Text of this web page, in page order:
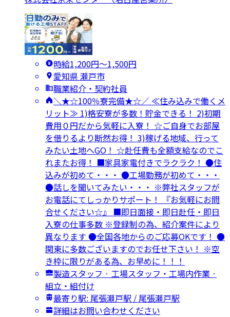
時給1,200円〜1,500円
愛知県 瀬戸市
職業紹介・契約社員
＼★☆100％寮完備★☆／ ≪住み込みで働くメ
リット≫ 1)格安寮が多数！貯金できる！ 2)初期
費用０円だから気軽に入寮！ ☆ご自身でお部屋
を借りるより断然お得！ 3)稼げる地域、行って
みたい土地へGO！ ☆赴任費も全額支給なのでこ
れまたお得！ ■家具家電付きでラクラク！ ●住
込みが初めて・・・ ●工場勤務が初めて・・・
●話しを聞いてみたい・・・ ※弊社スタッフが
お電話にてしっかりサポート！ 『お気軽にお問
合せください☆』 ■即日面接・即日赴任・即日
入寮の仕事多数 ※登録制の為、紹介案件により
異なります ●全国各地からのご応募OKです！ ●
関東に多数ございますのでお任せ下さい！ ※空
き枠に限りがある為、お早めに！！！
製造スタッフ · 工場スタッフ・工場内作業 ·
組立・組付け
最寄り駅: 尾張瀬戸駅 / 尾張瀬戸駅
詳細はお問い合わせください